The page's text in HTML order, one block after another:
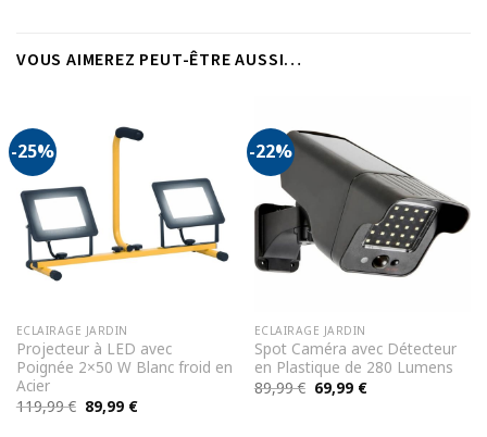
VOUS AIMEREZ PEUT-ÊTRE AUSSI…
-25%
ECLAIRAGE JARDIN
Projecteur à LED avec
Poignée 2×50 W Blanc froid en
Acier
119,99€ Le
prix
89,99 €Le
prix
-22%
ECLAIRAGE JARDIN
Spot Caméra avec Détecteur
en Plastique de 280 Lumens
89,99€ Le
prix
69,99 €Le
prix